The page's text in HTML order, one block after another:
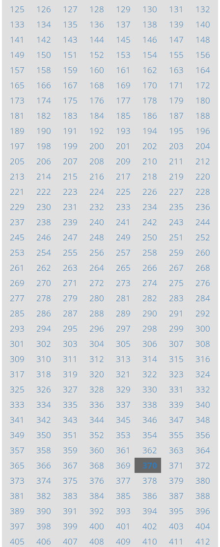
125
126 127 128 129 130 131
132
133
134 135 136 137 138 139
140
141
142 143 144 145 146 147
148
149
150 151 152 153 154 155
156
157
158 159 160 161 162 163
164
165
166 167 168 169 170 171
172
173
174 175 176 177 178 179
180
181
182 183 184 185 186 187
188
189
190 191 192 193 194 195
196
197
198 199 200 201 202 203
204
205
206 207 208 209 210 211
212
213
214 215 216 217 218 219
220
221
222 223 224 225 226 227
228
229
230 231 232 233 234 235
236
237
238 239 240 241 242 243
244
245
246 247 248 249 250 251
252
253
254 255 256 257 258 259
260
261
262 263 264 265 266 267
268
269
270 271 272 273 274 275
276
277
278 279 280 281 282 283
284
285
286 287 288 289 290 291
292
293
294 295 296 297 298 299
300
301
302 303 304 305 306 307
308
309
310 311 312 313 314 315
316
317
318 319 320 321 322 323
324
325
326 327 328 329 330 331
332
333
334 335 336 337 338 339
340
341
342 343 344 345 346 347
348
349
350 351 352 353 354 355
356
357
358 359 360 361 362 363
364
365
366 367 368 369 370 371
372
373
374 375 376 377 378 379
380
381
382 383 384 385 386 387
388
389
390 391 392 393 394 395
396
397
398 399 400 401 402 403
404
405
406 407 408 409 410 411 412